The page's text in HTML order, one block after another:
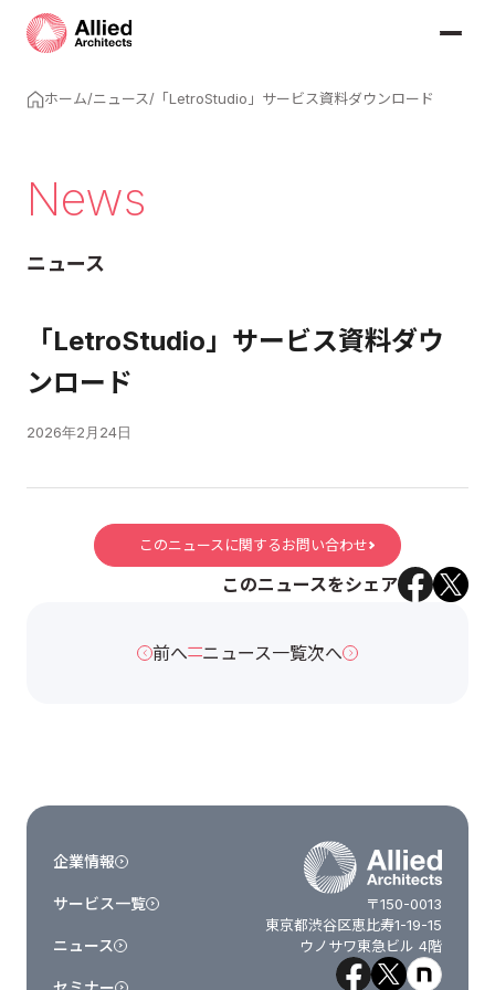
ホーム/ニュース/ 「LetroStudio」サービス資料ダウンロード
News
ニュース
「LetroStudio」サービス資料ダウ
ンロード
2026年2月24日
このニュースに関するお問い合わせ
このニュースをシェア
前へ ニュース一覧次へ
〒150-0013
東京都渋谷区恵比寿1-19-15
ウノサワ東急ビル 4階
企業情報
サービス一覧
ニュース